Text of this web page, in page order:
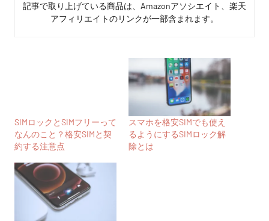
記事で取り上げている商品は、Amazonアソシエイト、楽天
アフィリエイトのリンクが一部含まれます。
SIMロックとSIMフリーって
なんのこと？格安SIMと契
約する注意点
スマホを格安SIMでも使え
るようにするSIMロック解
除とは